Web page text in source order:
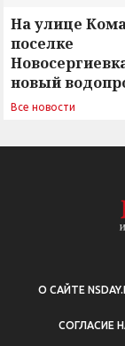
На улице
поселке
новый
Все новости
О САЙТЕ
СОГЛАСИЕ